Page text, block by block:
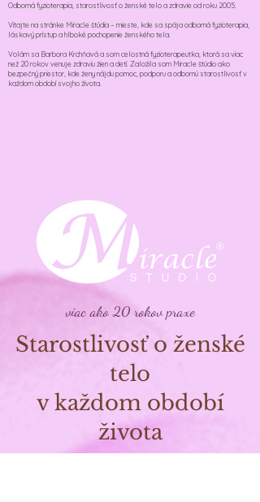
Odborná fyzioterapia, starostlivosť o ženské telo a zdravie od roku 2005.
Vitajte na stránke Miracle štúdia – mieste, kde sa spája odborná fyzioterapia,
láskavý prístup a hlboké pochopenie ženského tela.
Volám sa Barbora Krchňavá a som celostná fyzioterapeutka, ktorá sa viac
než 20 rokov venuje zdraviu žien a detí. Založila som Miracle štúdio ako
bezpečný priestor, kde ženy nájdu pomoc, podporu a odbornú starostlivosť v
každom období svojho života.​
viac ako 20 rokov praxe
Starostlivosť o ženské
telo
v každom období
života